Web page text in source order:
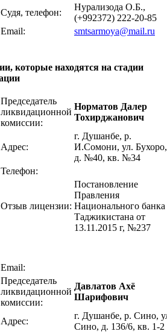
Судя, телефон:
Нурализода О.Б.,
(+992372) 222-20-85
Email:
smtsarmoya@mail.ru
которые находятся на стадии
Председатель
ликвидационной
комиссии:
Норматов Далер
Тохирджанович
Адрес:
г. Душанбе, р.
И.Сомони, ул. Бухоро,
д. №40, кв. №34
Телефон:
Отзыв лицензии:
Постановление
Правления
Национального банка
Таджикистана от
13.11.2015 г, №237
Email:
Председатель
ликвидационной
комиссии:
Давлатов Ахё
Шарифович
Адрес:
г. Душанбе, р. Сино,
Сино, д. 136/6, кв. 1-2